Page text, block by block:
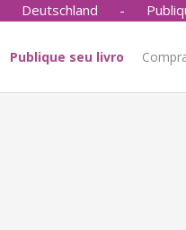
Deutschland -
Publique seu livro